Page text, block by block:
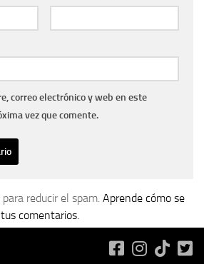
correo electrónico y web en este
vez que comente.
reducir el spam. Aprende cómo se
comentarios.